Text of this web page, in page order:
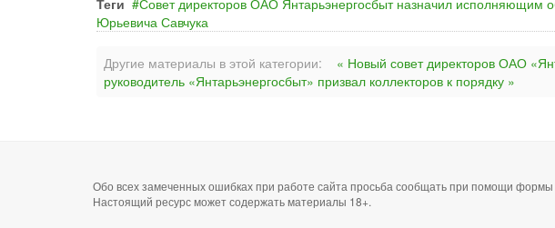
Теги
Совет директоров ОАО Янтарьэнергосбыт назначил исполняющим
Юрьевича Савчука
Другие материалы в этой категории: « Новый совет директоров ОАО
руководитель «Янтарьэнергосбыт» призвал коллекторов к порядку »
Обо всех замеченных ошибках при работе сайта просьба сообщать при помощи формы
Настоящий ресурс может содержать материалы 18+.